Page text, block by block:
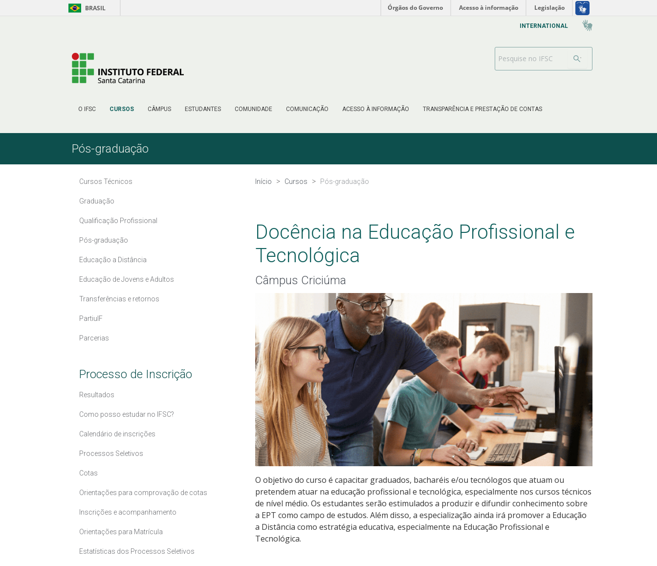
Pular para o Conteúdo BRASIL Órgãos do Governo Acesso à informação Legislação
O IFSC CURSOS CÂMPUS ESTUDANTES COMUNIDADE COMUNICAÇÃO ACESSO À INFORMAÇÃO TRANSPARÊNCIA E PRESTAÇÃO DE CONTAS
INTERNATIONAL
Barra de busca
Pós-graduação
Cursos Técnicos
Graduação
Qualificação Profissional
Pós-graduação
Educação a Distância
Educação de Jovens e Adultos
Transferências e retornos
PartiuIF
Parcerias
Processo de Inscrição
Resultados
Como posso estudar no IFSC?
Calendário de inscrições
Processos Seletivos
Cotas
Orientações para comprovação de cotas
Inscrições e acompanhamento
Orientações para Matrícula
Estatísticas dos Processos Seletivos
Início Cursos Pós-graduação
Docência na Educação Profissional e
Tecnológica
Câmpus Criciúma
O objetivo do curso é capacitar graduados, bacharéis e/ou tecnólogos que atuam ou
pretendem atuar na educação profissional e tecnológica, especialmente nos cursos técnicos
de nível médio. Os estudantes serão estimulados a produzir e difundir conhecimento sobre
a EPT como campo de estudos. Além disso, a especialização ainda irá promover a Educação
a Distância como estratégia educativa, especialmente na Educação Profissional e
Tecnológica.